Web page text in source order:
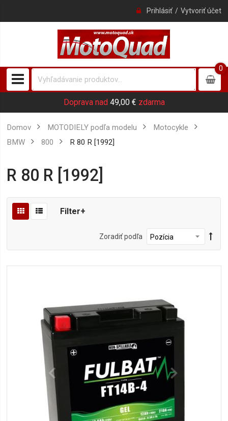
Prihlásiť Vytvoriť účet
0
0item
Doprava nad 49,00 € zdarma
Domov MOTODIELY podľa modelu
Motocykle
BMW
800 R 80 R [1992]
R 80 R [1992]
Filter+
Zoradiť podľa